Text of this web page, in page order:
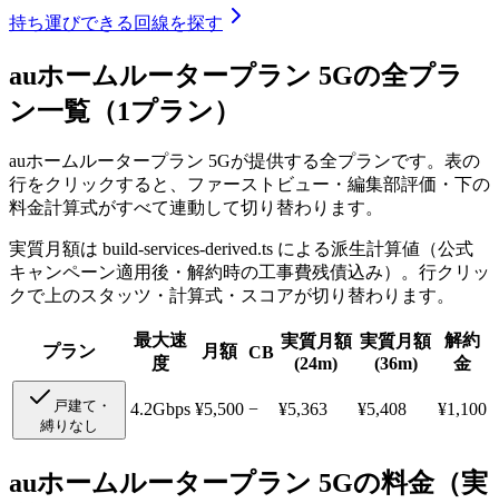
持ち運びできる回線を探す
auホームルータープラン 5Gの全プラ
ン一覧（1プラン）
auホームルータープラン 5Gが提供する全プランです。表の
行をクリックすると、ファーストビュー・編集部評価・下の
料金計算式がすべて連動して切り替わります。
実質月額は build-services-derived.ts による派生計算値（公式
キャンペーン適用後・解約時の工事費残債込み）。行クリッ
クで上のスタッツ・計算式・スコアが切り替わります。
プラン
最大速
度
月額 CB
実質月額
(24m)
実質月額
(36m)
解約
金
戸建て・
縛りなし
4.2Gbps ¥5,500 − ¥5,363 ¥5,408 ¥1,100
auホームルータープラン 5Gの料金（実